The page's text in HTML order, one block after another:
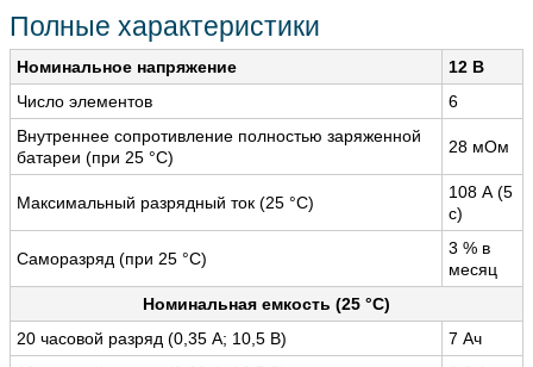
Полные характеристики
Номинальное напряжение
12 B
Число элементов
6
Внутреннее сопротивление полностью заряженной
батареи (при 25 °С)
28 мОм
Максимальный разрядный ток (25 °С)
108 А (5
с)
Саморазряд (при 25 °С)
3 % в
месяц
Номинальная емкость (25 °С)
20 часовой разряд (0,35 А; 10,5 В)
7 Ач